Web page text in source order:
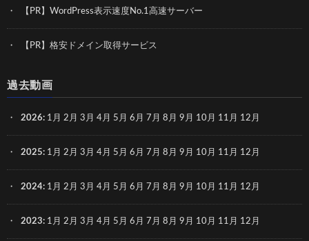
【PR】WordPress表示速度No.1高速サーバー
【PR】格安ドメイン取得サービス
過去動画
2026: 1月 2月 3月 4月 5月 6月 7月 8月 9月 10月 11月 12月
2025: 1月 2月 3月 4月 5月 6月 7月 8月 9月 10月 11月 12月
2024: 1月 2月 3月 4月 5月 6月 7月 8月 9月 10月 11月 12月
2023: 1月 2月 3月 4月 5月 6月 7月 8月 9月 10月 11月 12月